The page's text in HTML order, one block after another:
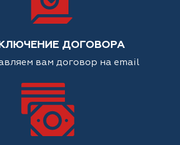
ДОГОВОРА
вам договор на email